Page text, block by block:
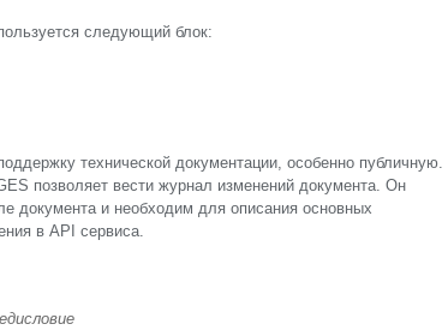
следующий блок:
технической документации, особенно публичную.
позволяет вести журнал изменений документа. Он
документа и необходим для описания основных
в API сервиса.